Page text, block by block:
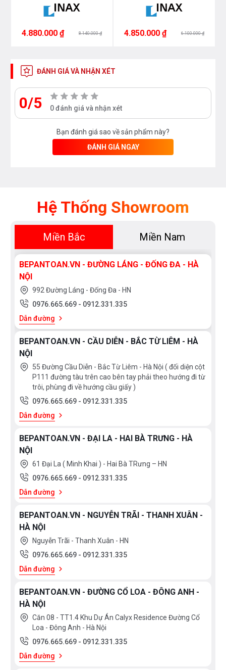
4.880.000 ₫ 8.140.000 ₫ 4.850.000 ₫ 6.100.000 ₫
ĐÁNH GIÁ VÀ NHẬN XÉT
0/5 0 đánh giá và nhận xét
Bạn đánh giá sao về sản phẩm này?
ĐÁNH GIÁ NGAY
Hệ Thống Showroom
Miền Bắc Miền Nam
BEPANTOAN.VN - ĐƯỜNG LÁNG - ĐỐNG ĐA - HÀ
NỘI
992 Đường Láng - Đống Đa - HN
0976.665.669 - 0912.331.335
Dẫn đường
BEPANTOAN.VN - CẦU DIỄN - BẮC TỪ LIÊM - HÀ
NỘI
55 Đường Cầu Diễn - Bắc Từ Liêm - Hà Nội ( đối diện cột
P111 đường tàu trên cao bên tay phải theo hướng đi từ
trôi, phùng đi về hướng cầu giấy )
0976.665.669 - 0912.331.335
Dẫn đường
BEPANTOAN.VN - ĐẠI LA - HAI BÀ TRƯNG - HÀ
NỘI
61 Đại La ( Minh Khai ) - Hai Bà TRưng – HN
0976.665.669 - 0912.331.335
Dẫn đường
BEPANTOAN.VN - NGUYỄN TRÃI - THANH XUÂN -
HÀ NỘI
Nguyễn Trãi - Thanh Xuân - HN
0976.665.669 - 0912.331.335
Dẫn đường
BEPANTOAN.VN - ĐƯỜNG CỔ LOA - ĐÔNG ANH -
HÀ NỘI
Căn 08 - TT1.4 Khu Dự Án Calyx Residence Đường Cổ
Loa - Đông Anh - Hà Nội
0976.665.669 - 0912.331.335
Dẫn đường